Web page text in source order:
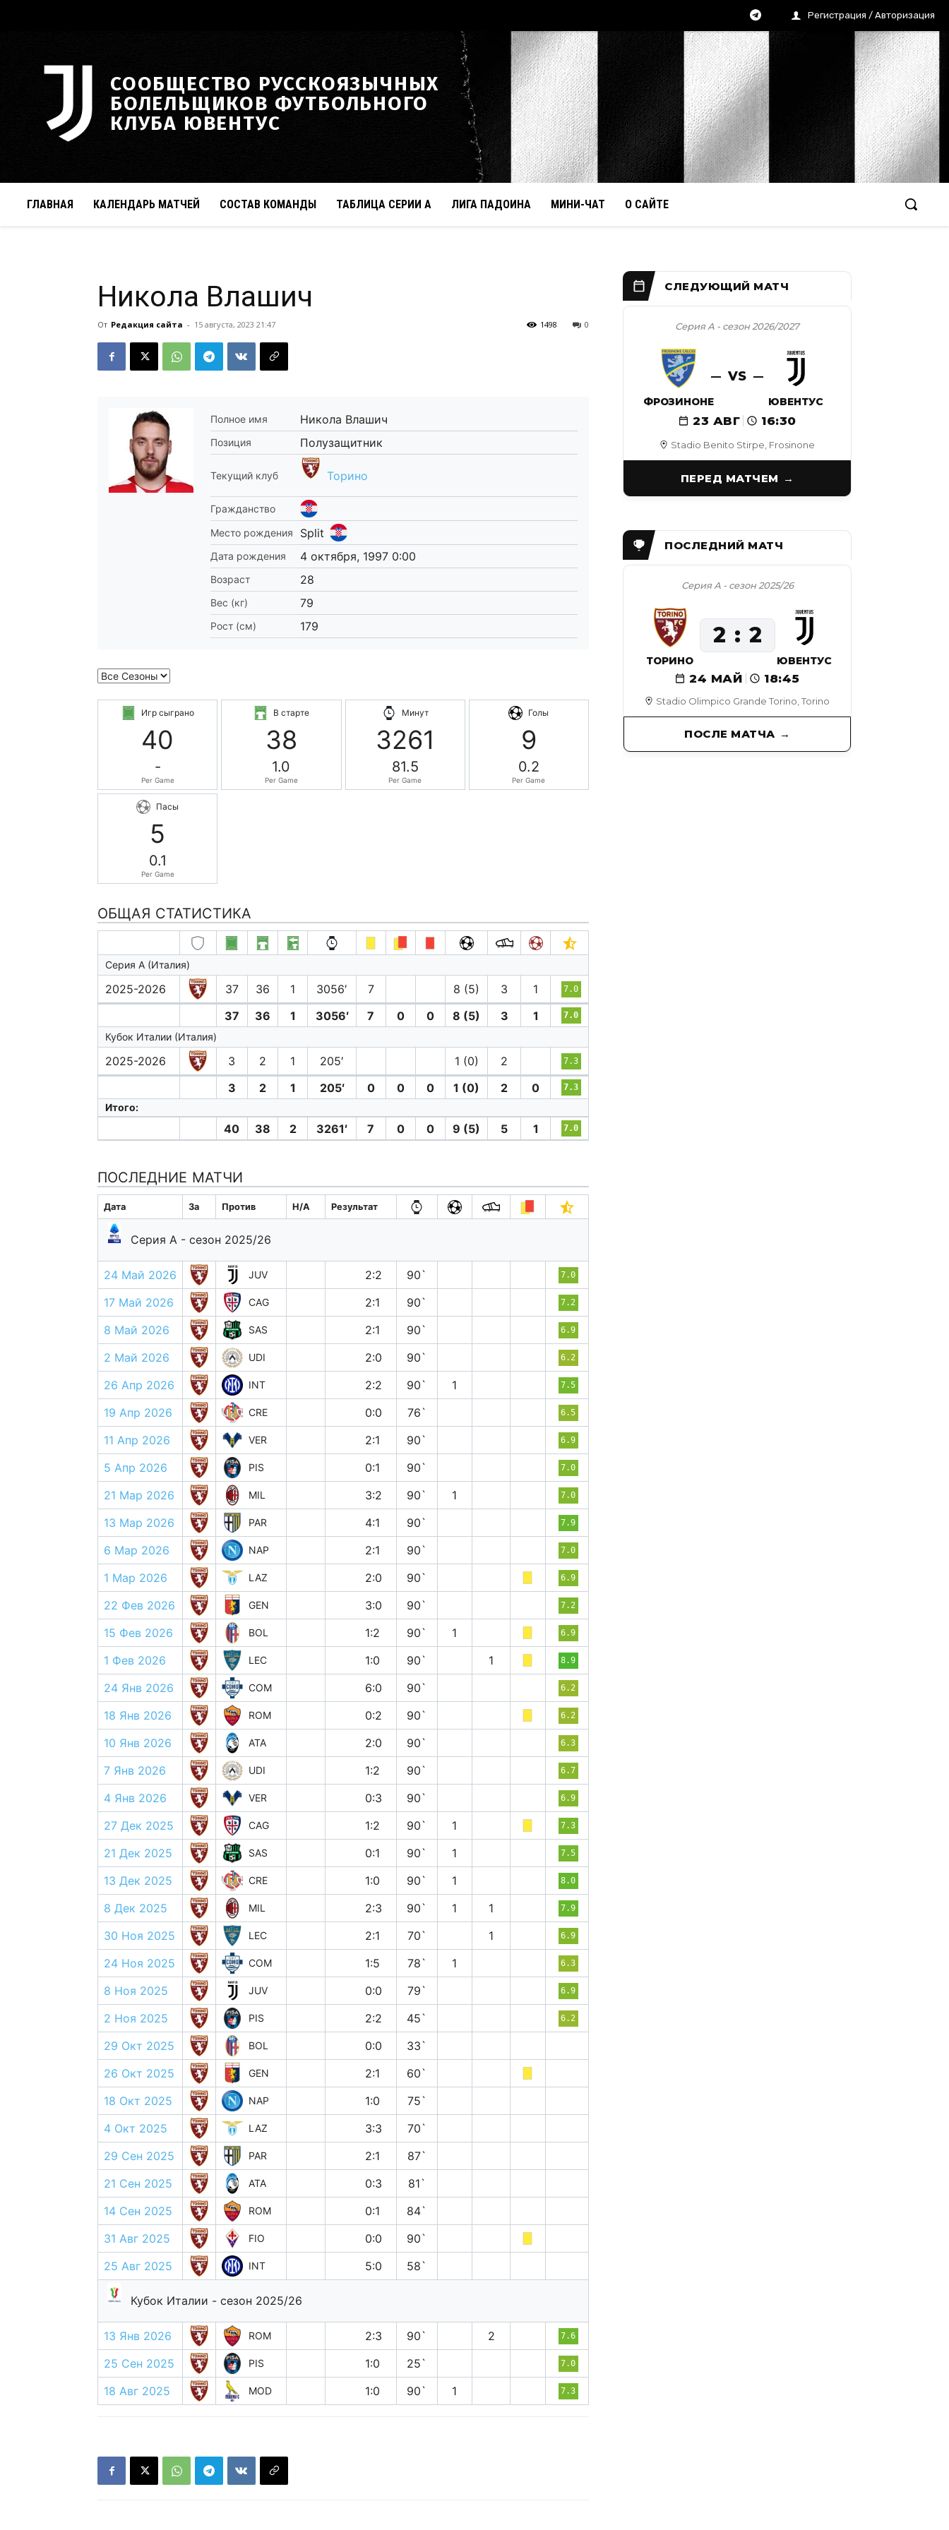
Регистрация / Авторизация
СООБЩЕСТВО РУССКОЯЗЫЧНЫХ
БОЛЕЛЬЩИКОВ ФУТБОЛЬНОГО
КЛУБА ЮВЕНТУС
ГЛАВНАЯ КАЛЕНДАРЬ МАТЧЕЙ СОСТАВ КОМАНДЫ ТАБЛИЦА СЕРИИ А ЛИГА ПАДОИНА МИНИ-ЧАТ О САЙТЕ
Никола Влашич
От Редакция сайта - 15 августа, 2023 21:47 0
1498
Полное имя Никола Влашич
Позиция Полузащитник
Текущий клуб Торино
Гражданство
Место рождения
Split
Дата рождения 4 октября, 1997 0:00
Возраст 28
Вес (кг) 79
Рост (см) 179
Игр сыграно
40
-
Per Game
В старте
38
1.0
Per Game
Минут
3261
81.5
Per Game
Голы
9
0.2
Per Game
Пасы
5
0.1
Per Game
ОБЩАЯ СТАТИСТИКА
Серия А (Италия)
2025-2026 37 36 1 3056′ 7 8 (5) 3 1 7.0
37 36 1 3056′ 7 0 0 8 (5) 3 1 7.0
Кубок Италии (Италия)
2025-2026 3 2 1 205′ 1 (0) 2 7.3
3 2 1 205′ 0 0 0 1 (0) 2 0 7.3
Итого:
40 38 2 3261′ 7 0 0 9 (5) 5 1 7.0
ПОСЛЕДНИЕ МАТЧИ
Дата За Против H/A Результат
Серия А - сезон 2025/26
24 Май 2026 JUV 2:2 90` 7.0
17 Май 2026 CAG 2:1 90` 7.2
8 Май 2026 SAS 2:1 90` 6.9
2 Май 2026 UDI 2:0 90` 6.2
26 Апр 2026 INT 2:2 90` 1 7.5
19 Апр 2026 CRE 0:0 76` 6.5
11 Апр 2026 VER 2:1 90` 6.9
5 Апр 2026 PIS 0:1 90` 7.0
21 Мар 2026 MIL 3:2 90` 1 7.0
13 Мар 2026 PAR 4:1 90` 7.9
6 Мар 2026 NAP 2:1 90` 7.0
1 Мар 2026 LAZ 2:0 90` 6.9
22 Фев 2026 GEN 3:0 90` 7.2
15 Фев 2026 BOL 1:2 90` 1 6.9
1 Фев 2026 LEC 1:0 90` 1 8.9
24 Янв 2026 COM 6:0 90` 6.2
18 Янв 2026 ROM 0:2 90` 6.2
10 Янв 2026 ATA 2:0 90` 6.3
7 Янв 2026 UDI 1:2 90` 6.7
4 Янв 2026 VER 0:3 90` 6.9
27 Дек 2025 CAG 1:2 90` 1 7.3
21 Дек 2025 SAS 0:1 90` 1 7.5
13 Дек 2025 CRE 1:0 90` 1 8.0
8 Дек 2025 MIL 2:3 90` 1 1 7.9
30 Ноя 2025 LEC 2:1 70` 1 6.9
24 Ноя 2025 COM 1:5 78` 1 6.3
8 Ноя 2025 JUV 0:0 79` 6.9
2 Ноя 2025 PIS 2:2 45` 6.2
29 Окт 2025 BOL 0:0
33`
26 Окт 2025
GEN 2:1
60`
18 Окт 2025
NAP 1:0
75`
4 Окт 2025
LAZ 3:3
70`
29 Сен 2025
PAR 2:1
87`
21 Сен 2025
ATA 0:3
81`
14 Сен 2025
ROM 0:1
84`
31 Авг 2025
FIO 0:0
90`
25 Авг 2025
INT 5:0 58`
Кубок Италии - сезон 2025/26
13 Янв 2026 ROM 2:3 90` 2 7.6
25 Сен 2025 PIS 1:0 25` 7.0
18 Авг 2025 MOD 1:0 90` 1 7.3
Stadio Benito Stirpe, Frosinone
Серия А - сезон 2026/2027
ФРОЗИНОНЕ
VS
ЮВЕНТУС
23 АВГ 16:30
ПЕРЕД МАТЧЕМ
Stadio Olimpico Grande Torino, Torino
Серия А - сезон 2025/26
24 МАЙ 18:45
ТОРИНО
2 2
ЮВЕНТУС
ПОСЛЕ МАТЧА